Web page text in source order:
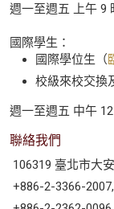
週一至週五 上午 9
國際學生：
國際學位生（
校級來校交換
週一至週五 中午
聯絡我們
106319 臺北市大
+886-2-3366-